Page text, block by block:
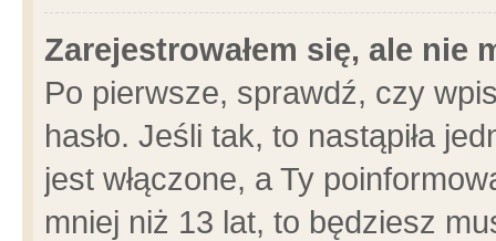
Zarejestrowałem się, ale nie
Po pierwsze, sprawdź, czy
hasło. Jeśli tak, to nastąpiła
jest włączone, a Ty
mniej niż 13 lat, to będziesz